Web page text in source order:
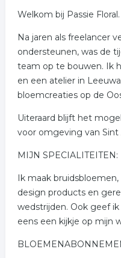
Welkom bij Passie Floral.
Na jaren als freelancer
ondersteunen, was de
team op te bouwen. Ik
en een atelier in
bloemcreaties op de
Uiteraard blijft het
voor omgeving van Sint
MIJN SPECIALITEITEN:
Ik maak
design products en
wedstrijden. Ook geef
eens een kijkje op mijn